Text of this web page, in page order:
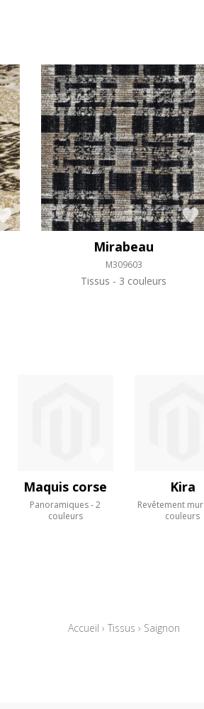
Mirabeau
M309603
Tissus 3 couleurs
Maquis corse
Panoramiques
2
couleurs
Kira
Revêtement
couleurs
Accueil › Tissus › Saignon